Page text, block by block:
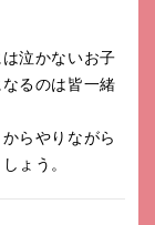
泣かないお子
るのは皆一緒
らやりながら
ょう。